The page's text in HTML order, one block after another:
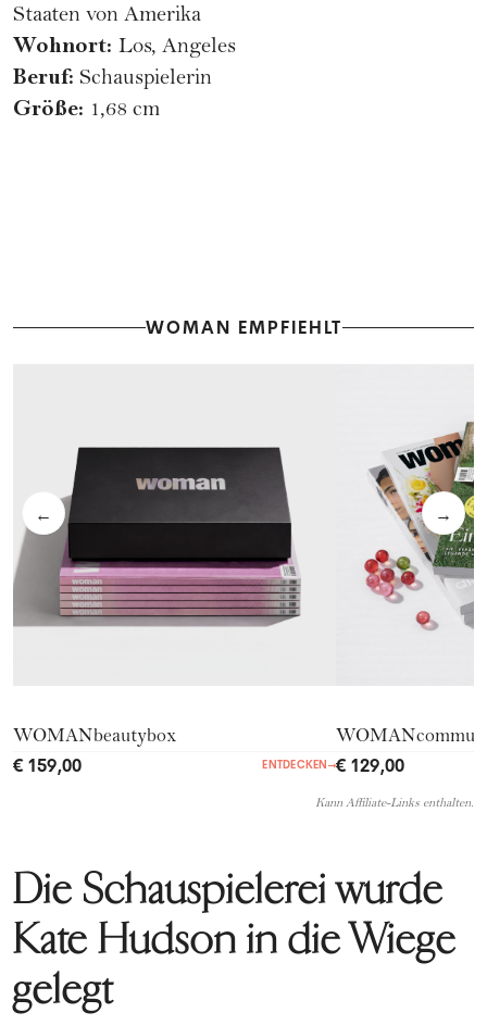
Staaten von Amerika
Wohnort: Los, Angeles
Beruf: Schauspielerin
Größe: 1,68 cm
WOMAN EMPFIEHLT
← →
WOMANbeautybox
€ 159,00 ENTDECKEN →€ 129,00
Kann Affiliate-Links enthalten.
Die Schauspielerei wurde
Kate Hudson in die Wiege
gelegt